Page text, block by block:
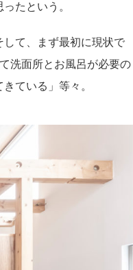
たという。
て、まず最初に現状で
洗面所とお風呂が必要の
ている」等々。